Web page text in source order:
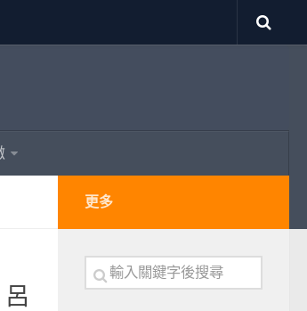
更多